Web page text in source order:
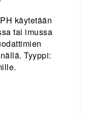
käytetään
tai imussa
Tyyppi: